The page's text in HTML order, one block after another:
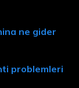
ne gider
problemleri